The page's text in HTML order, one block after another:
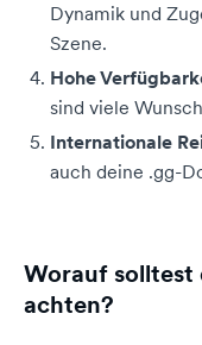
Dynamik und
Szene.
Hohe
sind viele
Internationale
auch deine .gg-
Worauf solltest
achten?